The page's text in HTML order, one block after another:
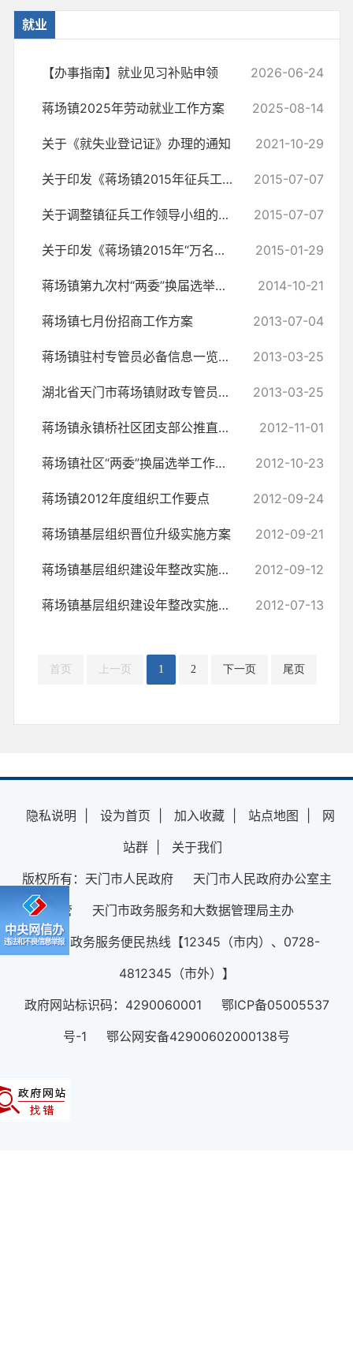
就业
【办事指南】就业见习补贴申领 2026-06-24
蒋场镇2025年劳动就业工作方案 2025-08-14
关于《就失业登记证》办理的通知 2021-10-29
关于印发《蒋场镇2015年征兵工作实施方案》的通知 2015-07-07
关于调整镇征兵工作领导小组的通知 2015-07-07
关于印发《蒋场镇2015年“万名干部进万村惠万民”活动实施方案》的通知 2015-01-29
蒋场镇第九次村“两委”换届选举工作实施方案 2014-10-21
蒋场镇七月份招商工作方案 2013-07-04
蒋场镇驻村专管员必备信息一览表（人口信息类） 2013-03-25
湖北省天门市蒋场镇财政专管员信息登记表 2013-03-25
蒋场镇永镇桥社区团支部公推直选团支部委员筹备工作方案 2012-11-01
蒋场镇社区“两委”换届选举工作实施方案 2012-10-23
蒋场镇2012年度组织工作要点 2012-09-24
蒋场镇基层组织晋位升级实施方案 2012-09-21
蒋场镇基层组织建设年整改实施方案 2012-09-12
蒋场镇基层组织建设年整改实施方案 2012-07-13
首页 上一页 1 2 下一页 尾页
隐私说明 设为首页 加入收藏 站点地图
网
站群
关于我们
版权所有：天门市人民政府 天门市人民政府办公室主
管 天门市政务服务和大数据管理局主办
12345政务服务便民热线【12345（市内）、0728-
4812345（市外）】
政府网站标识码：4290060001 鄂ICP备05005537
号-1 鄂公网安备42900602000138号